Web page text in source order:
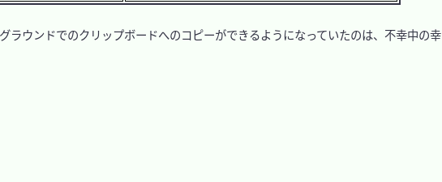
ラウンドでのクリップボードへのコピーができるようになっていたのは、不幸中の幸